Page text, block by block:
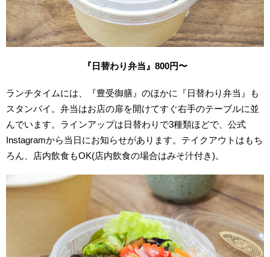
『日替わり弁当』800円〜
ランチタイムには、『豊受御膳』のほかに『日替わり弁当』も
スタンバイ。弁当はお店の扉を開けてすぐ右手のテーブルに並
んでいます。ラインアップは日替わりで3種類ほどで、公式
Instagramから当日にお知らせがあります。 テイクアウトはもち
ろん、店内飲食もOK(店内飲食の場合はみそ汁付き)。